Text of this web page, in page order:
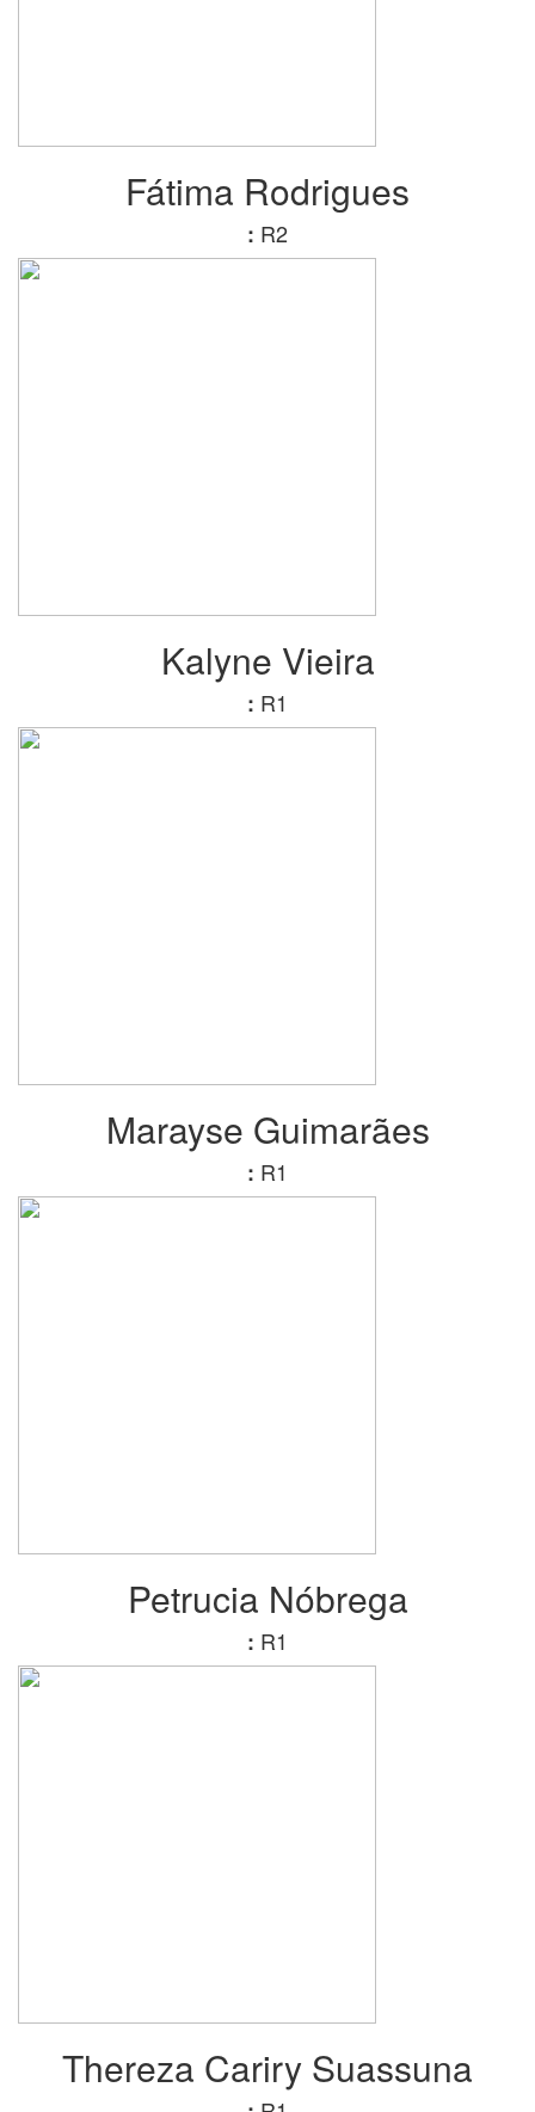
Fátima Rodrigues
: R2
Kalyne Vieira
: R1
Marayse Guimarães
: R1
Petrucia Nóbrega
: R1
Thereza Cariry Suassuna